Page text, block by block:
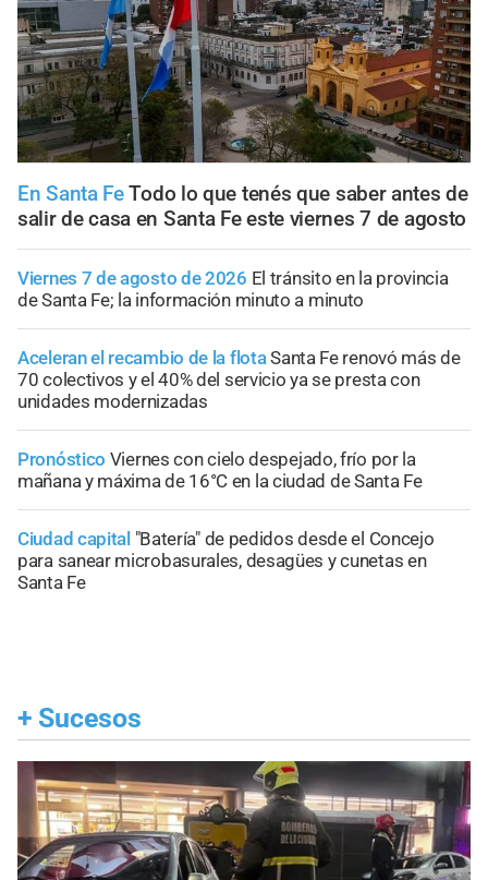
En Santa FeTodo lo que tenés que saber antes de
salir de casa en Santa Fe este viernes 7 de agosto
Viernes 7 de agosto de 2026 El tránsito en la provincia
de Santa Fe; la información minuto a minuto
Aceleran el recambio de la flotaSanta Fe renovó más de
70 colectivos y el 40% del servicio ya se presta con
unidades modernizadas
Pronóstico Viernes con cielo despejado, frío por la
mañana y máxima de 16°C en la ciudad de Santa Fe
Ciudad capital "Batería" de pedidos desde el Concejo
para sanear microbasurales, desagües y cunetas en
Santa Fe
+ Sucesos